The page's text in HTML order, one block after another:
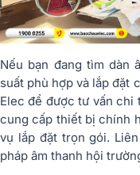
Nếu bạn đang tìm dàn
suất phù hợp và lắp đặt
Elec để được tư vấn chi
cung cấp thiết bị chính
vụ lắp đặt trọn gói.
pháp âm thanh hội